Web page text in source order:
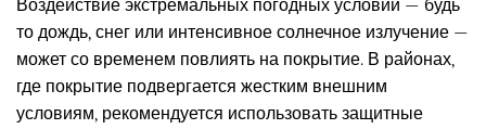
Воздействие экстремальных погодных условий — будь
то дождь, снег или интенсивное солнечное излучение —
может со временем повлиять на покрытие. В районах,
где покрытие подвергается жестким внешним
условиям, рекомендуется использовать защитные